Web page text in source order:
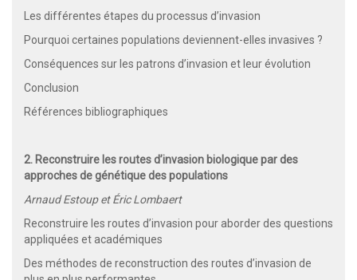
Les différentes étapes du processus d’invasion
Pourquoi certaines populations deviennent-elles invasives ?
Conséquences sur les patrons d’invasion et leur évolution
Conclusion
Références bibliographiques
2. Reconstruire les routes d’invasion biologique par des
approches de génétique des populations
Arnaud Estoup et Éric Lombaert
Reconstruire les routes d’invasion pour aborder des questions
appliquées et académiques
Des méthodes de reconstruction des routes d’invasion de